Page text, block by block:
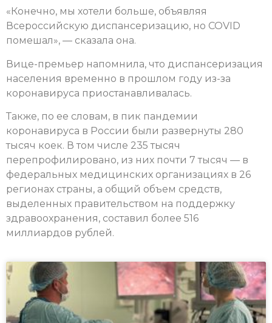
«Конечно, мы хотели больше, объявляя
Всероссийскую диспансеризацию, но COVID
помешал», — сказала она.
Вице-премьер напомнила, что диспансеризация
населения временно в прошлом году из-за
коронавируса приостанавливалась.
Также, по ее словам, в пик пандемии
коронавируса в России были развернуты 280
тысяч коек. В том числе 235 тысяч
перепрофилировано, из них почти 7 тысяч — в
федеральных медицинских организациях в 26
регионах страны, а общий объем средств,
выделенных правительством на поддержку
здравоохранения, составил более 516
миллиардов рублей.